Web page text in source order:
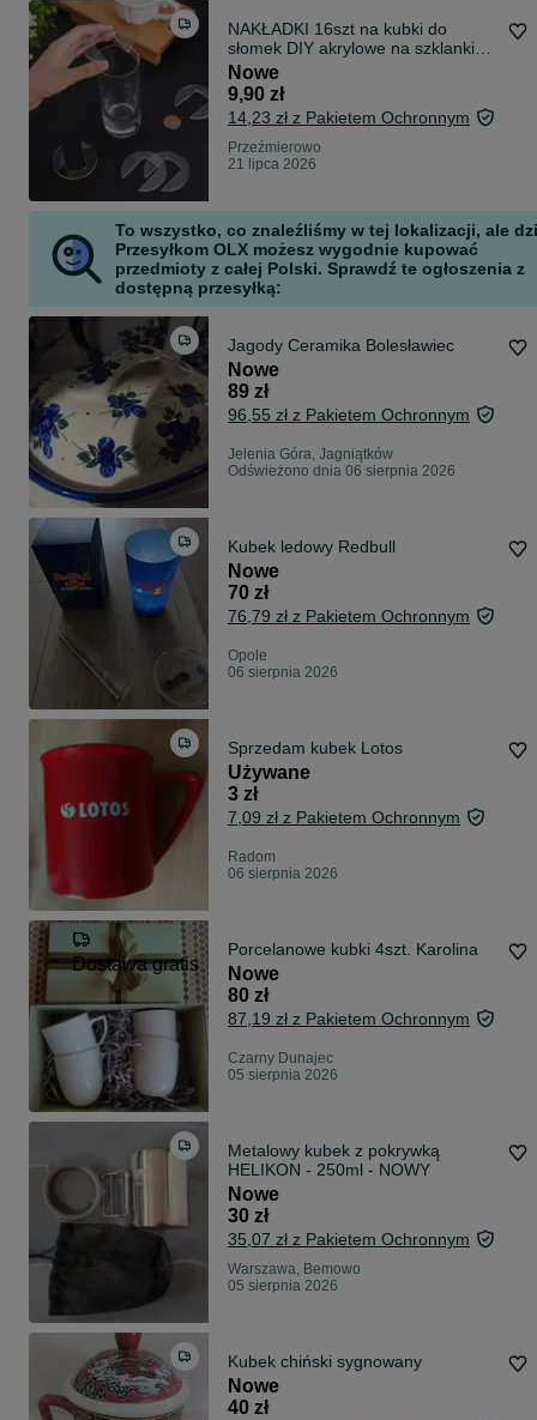
NAKŁADKI 16szt na kubki do
słomek DIY akrylowe na szklanki
NOWE s205
Nowe
9,90 zł
14,23 zł z Pakietem Ochronnym
Przeźmierowo
21 lipca 2026
To wszystko, co znaleźliśmy w tej lokalizacji, ale
Przesyłkom OLX możesz wygodnie kupować
przedmioty z całej Polski. Sprawdź te ogłoszenia z
dostępną przesyłką:
Jagody Ceramika Bolesławiec
Nowe
89 zł
96,55 zł z Pakietem Ochronnym
Jelenia Góra, Jagniątków
Odświeżono dnia 06 sierpnia 2026
Kubek ledowy Redbull
Nowe
70 zł
76,79 zł z Pakietem Ochronnym
Opole
06 sierpnia 2026
Sprzedam kubek Lotos
Używane
3 zł
7,09 zł z Pakietem Ochronnym
Radom
06 sierpnia 2026
Dostawa gratis
Porcelanowe kubki 4szt. Karolina
Nowe
80 zł
87,19 zł z Pakietem Ochronnym
Czarny Dunajec
05 sierpnia 2026
Metalowy kubek z pokrywką
HELIKON - 250ml - NOWY
Nowe
30 zł
35,07 zł z Pakietem Ochronnym
Warszawa, Bemowo
05 sierpnia 2026
Kubek chiński sygnowany
Nowe
40 zł